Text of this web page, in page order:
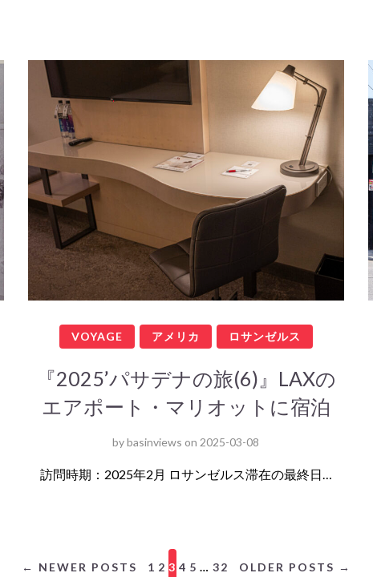
VOYAGE アメリカ ロサンゼルス
『2025’パサデナの旅(6)』LAXの
エアポート・マリオットに宿泊
bybasinviews on 2025-03-08
訪問時期：2025年2月 ロサンゼルス滞在の最終日…
← NEWER POSTS 1 2 3 4 5 … 32 OLDER POSTS →